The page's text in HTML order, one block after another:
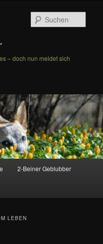
– doch nun meldet sich
2-Beiner Geblubber
LEBEN